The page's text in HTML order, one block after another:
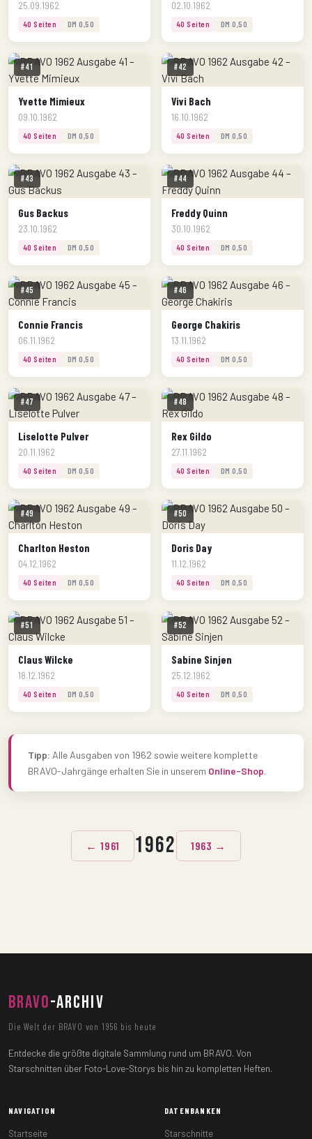
25.09.1962
40 Seiten DM 0,50
02.10.1962
40 Seiten DM 0,50
#41
Yvette Mimieux
09.10.1962
40 Seiten DM 0,50
#42
Vivi Bach
16.10.1962
40 Seiten DM 0,50
#43
Gus Backus
23.10.1962
40 Seiten DM 0,50
#44
Freddy Quinn
30.10.1962
40 Seiten DM 0,50
#45
Connie Francis
06.11.1962
40 Seiten DM 0,50
#46
George Chakiris
13.11.1962
40 Seiten DM 0,50
#47
Liselotte Pulver
20.11.1962
40 Seiten DM 0,50
#48
Rex Gildo
27.11.1962
40 Seiten DM 0,50
#49
Charlton Heston
04.12.1962
40 Seiten DM 0,50
#50
Doris Day
11.12.1962
40 Seiten DM 0,50
#51
Claus Wilcke
18.12.1962
40 Seiten DM 0,50
#52
Sabine Sinjen
25.12.1962
40 Seiten DM 0,50
Tipp: Alle Ausgaben von 1962 sowie weitere komplette
BRAVO-Jahrgänge erhalten Sie in unserem Online-Shop.
← 1961 1962 1963 →
BRAVO-ARCHIV
Die Welt der BRAVO von 1956 bis heute
Entdecke die größte digitale Sammlung rund um BRAVO. Von
Starschnitten über Foto-Love-Storys bis hin zu kompletten Heften.
NAVIGATION
Startseite
DATENBANKEN
Starschnitte